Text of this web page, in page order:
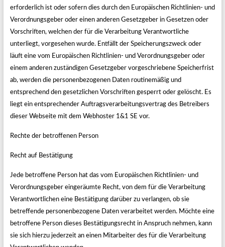
erforderlich ist oder sofern dies durch den Europäischen Richtlinien- und
Verordnungsgeber oder einen anderen Gesetzgeber in Gesetzen oder
Vorschriften, welchen der für die Verarbeitung Verantwortliche
unterliegt, vorgesehen wurde. Entfällt der Speicherungszweck oder
läuft eine vom Europäischen Richtlinien- und Verordnungsgeber oder
einem anderen zuständigen Gesetzgeber vorgeschriebene Speicherfrist
ab, werden die personenbezogenen Daten routinemäßig und
entsprechend den gesetzlichen Vorschriften gesperrt oder gelöscht. Es
liegt ein entsprechender Auftragsverarbeitungsvertrag des Betreibers
dieser Webseite mit dem Webhoster 1&1 SE vor.
Rechte der betroffenen Person
Recht auf Bestätigung
Jede betroffene Person hat das vom Europäischen Richtlinien- und
Verordnungsgeber eingeräumte Recht, von dem für die Verarbeitung
Verantwortlichen eine Bestätigung darüber zu verlangen, ob sie
betreffende personenbezogene Daten verarbeitet werden. Möchte eine
betroffene Person dieses Bestätigungsrecht in Anspruch nehmen, kann
sie sich hierzu jederzeit an einen Mitarbeiter des für die Verarbeitung